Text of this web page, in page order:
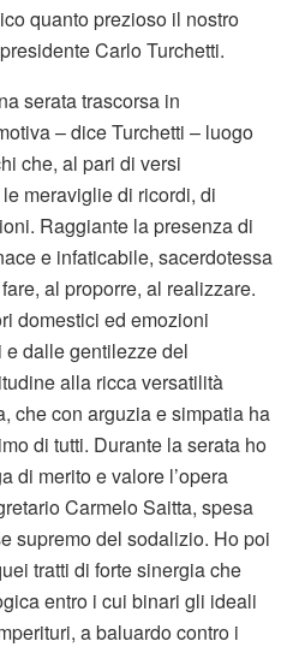
quanto prezioso il nostro
Carlo Turchetti.
serata trascorsa in
– dice Turchetti – luogo
che, al pari di versi
meraviglie di ricordi, di
Raggiante la presenza di
e infaticabile, sacerdotessa
al proporre, al realizzare.
domestici ed emozioni
dalle gentilezze del
alla ricca versatilità
che con arguzia e simpatia ha
di tutti. Durante la serata ho
di merito e valore l’opera
Carmelo Saitta, spesa
supremo del sodalizio. Ho poi
tratti di forte sinergia che
entro i cui binari gli ideali
a baluardo contro i